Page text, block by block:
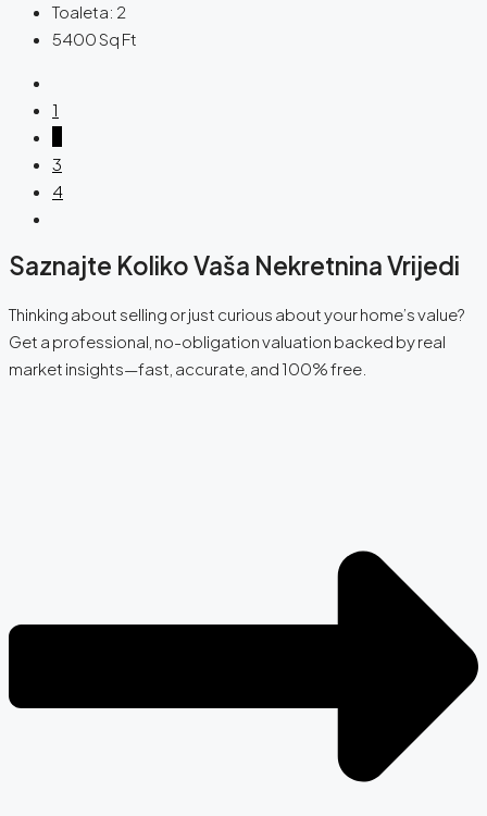
Toaleta: 2
5400Sq Ft
1
3
4
Saznajte Koliko Vaša Nekretnina Vrijedi
Thinking about selling or just curious about your home’s value?
Get a professional, no-obligation valuation backed by real
market insights—fast, accurate, and 100% free.